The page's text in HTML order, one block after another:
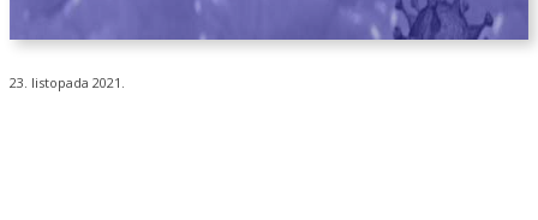
23. listopada 2021.